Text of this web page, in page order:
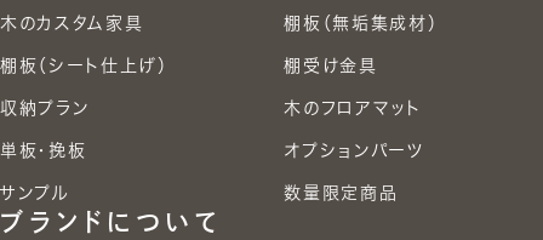
木のカスタム家具 棚板（無垢集成材）
棚板（シート仕上げ） 棚受け金具
収納プラン 木のフロアマット
単板・挽板 オプションパーツ
サンプル 数量限定商品
ブランドについて